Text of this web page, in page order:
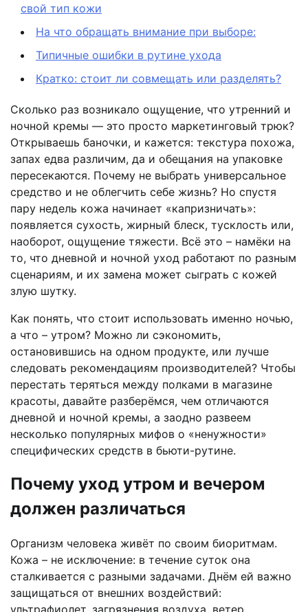
свой тип кожи
На что обращать внимание при выборе:
Типичные ошибки в рутине ухода
Кратко: стоит ли совмещать или разделять?
Сколько раз возникало ощущение, что утренний и
ночной кремы — это просто маркетинговый трюк?
Открываешь баночки, и кажется: текстура похожа,
запах едва различим, да и обещания на упаковке
пересекаются. Почему не выбрать универсальное
средство и не облегчить себе жизнь? Но спустя
пару недель кожа начинает «капризничать»:
появляется сухость, жирный блеск, тусклость или,
наоборот, ощущение тяжести. Всё это – намёки на
то, что дневной и ночной уход работают по разным
сценариям, и их замена может сыграть с кожей
злую шутку.
Как понять, что стоит использовать именно ночью,
а что – утром? Можно ли сэкономить,
остановившись на одном продукте, или лучше
следовать рекомендациям производителей? Чтобы
перестать теряться между полками в магазине
красоты, давайте разберёмся, чем отличаются
дневной и ночной кремы, а заодно развеем
несколько популярных мифов о «ненужности»
специфических средств в бьюти-рутине.
Почему уход утром и вечером
должен различаться
Организм человека живёт по своим биоритмам.
Кожа – не исключение: в течение суток она
сталкивается с разными задачами. Днём ей важно
защищаться от внешних воздействий: